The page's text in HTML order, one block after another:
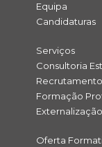
Equipa
Candidaturas
Serviços
Consultoria
Formação
Oferta